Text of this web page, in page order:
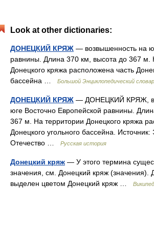
Look at other dictionaries:
ДОНЕЦКИЙ КРЯЖ — возвышенность на
равнины. Длина 370 км, высота до 367 м.
Донецкого кряжа расположена часть
бассейна …
Большой Энциклопедический
ДОНЕЦКИЙ КРЯЖ — ДОНЕЦКИЙ КРЯЖ,
юге Восточно Европейской равнины.
367 м. На территории Донецкого кряжа
Донецкого угольного бассейна.
Отечество …
Русская история
Донецкий кряж — У этого термина
значения, см. Донецкий кряж (значения).
выделен цветом Донецкий кряж …